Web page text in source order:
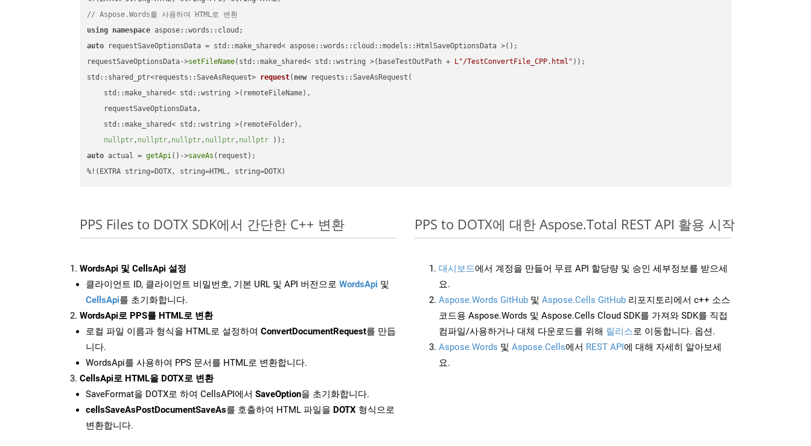
// Aspose.Words를 사용하여 HTML로 변환
using namespace
auto requestSaveOptionsData = std::make_shared< aspose::words::cloud::models::HtmlSaveOptionsData >();
requestSaveOptionsData->setFileName(std::make_shared< std::wstring >(baseTestOutPath + L"/TestConvertFile_CPP.html"
std::shared_ptr<requests::SaveAsRequest> request( new requests::SaveAsRequest(
    std::make_shared< std::wstring >(remoteFileName),
    requestSaveOptionsData,
    std::make_shared< std::wstring >(remoteFolder),
nullptr, nullptr, nullptr, nullptr, nullptr ))
auto actual = getApi()->saveAs (request);
%!(EXTRA string=DOTX, string=HTML, string=DOTX)
PPS Files to DOTX SDK에서 간단한 C++ 변환
WordsApi 및 CellsApi 설정
클라이언트 ID, 클라이언트 비밀번호, 기본 URL 및 API 버전으로 WordsApi 및
CellsApi를 초기화합니다.
WordsApi로 PPS를 HTML로 변환
로컬 파일 이름과 형식을 HTML로 설정하여 ConvertDocumentRequest를 만듭
니다.
WordsApi를 사용하여 PPS 문서를 HTML로 변환합니다.
CellsApi로 HTML을 DOTX로 변환
SaveFormat을 DOTX로 하여 CellsAPI에서 SaveOption을 초기화합니다.
cellsSaveAsPostDocumentSaveAs를 호출하여 HTML 파일을 DOTX 형식으로
변환합니다.
PPS to DOTX에 대한 Aspose.Total REST API 활용 시작
대시보드에서 계정을 만들어 무료 API 할당량 및 승인 세부정보를 받으세
요.
Aspose.Words GitHub 및 Aspose.Cells GitHub 리포지토리에서 c++ 소스
코드용 Aspose.Words 및 Aspose.Cells Cloud SDK를 가져와 SDK를 직접
컴파일/사용하거나 대체 다운로드를 위해 릴리스로 이동합니다. 옵션.
Aspose.Words 및 Aspose.Cells에서 REST API에 대해 자세히 알아보세
요.